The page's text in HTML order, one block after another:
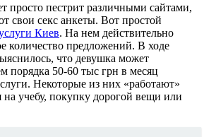
просто пестрит различными сайтами,
свои секс анкеты. Вот простой
Киев. На нем действительно
количество предложений. В ходе
что девушка может
порядка 50-60 тыс грн в месяц
Некоторые из них «работают»
на учебу, покупку дорогой вещи или